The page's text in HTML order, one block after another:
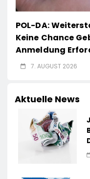
POL-DA:
Keine Chance
Anmeldung
7. AUGUST 2026
Aktuelle News